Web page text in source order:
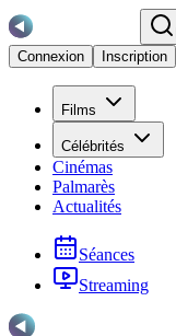
Connexion
Inscription
Films
Célébrités
Cinémas
Palmarès
Actualités
Séances
Streaming